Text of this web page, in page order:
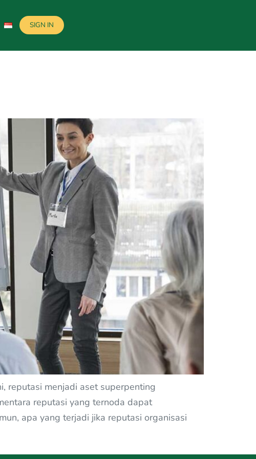
SIGN IN
reputasi menjadi aset superpenting
reputasi yang ternoda dapat
apa yang terjadi jika reputasi organisasi